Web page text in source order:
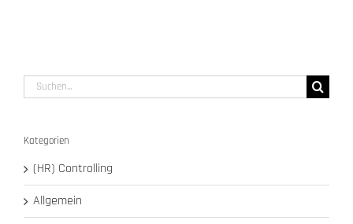
Suche
nach:
Kategorien
(HR) Controlling
Allgemein